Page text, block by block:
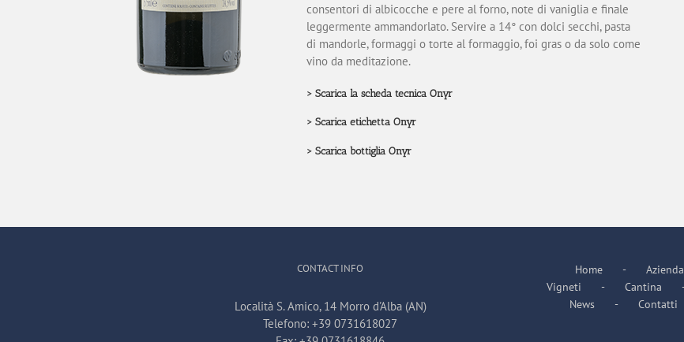
consentori di albicocche e pere al forno, note di vaniglia e finale
leggermente ammandorlato. Servire a 14° con dolci secchi, pasta
di mandorle, formaggi o torte al formaggio, foi gras o da solo come
vino da meditazione.
> Scarica la scheda tecnica Onyr
> Scarica etichetta Onyr
> Scarica bottiglia Onyr
CONTACT INFO
Località S. Amico, 14 Morro d'Alba (AN)
Telefono: +39 0731618027
Home Azienda
Vigneti
Cantina
News
Contatti